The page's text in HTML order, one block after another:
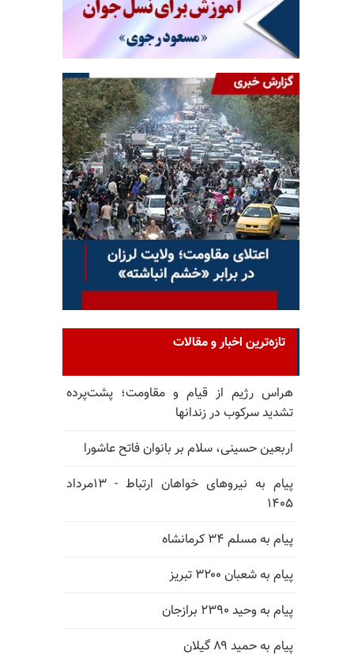
تازه‌ترین اخبار و مقالات
هراس رژیم از قیام و مقاومت؛ پشت‌پرده
تشدید سرکوب در زندانها
اربعین حسینی، سلام بر بانوان فاتح عاشورا
پیام به نیروهای خواهان ارتباط - ۱۳مرداد
۱۴۰۵
پیام به مسلم ۳۴ کرمانشاه
پیام به شعبان ۳۲۰۰ تبریز
پیام به وحید ۲۳۹۰ برازجان
پیام به حمید ۸۹ گیلان